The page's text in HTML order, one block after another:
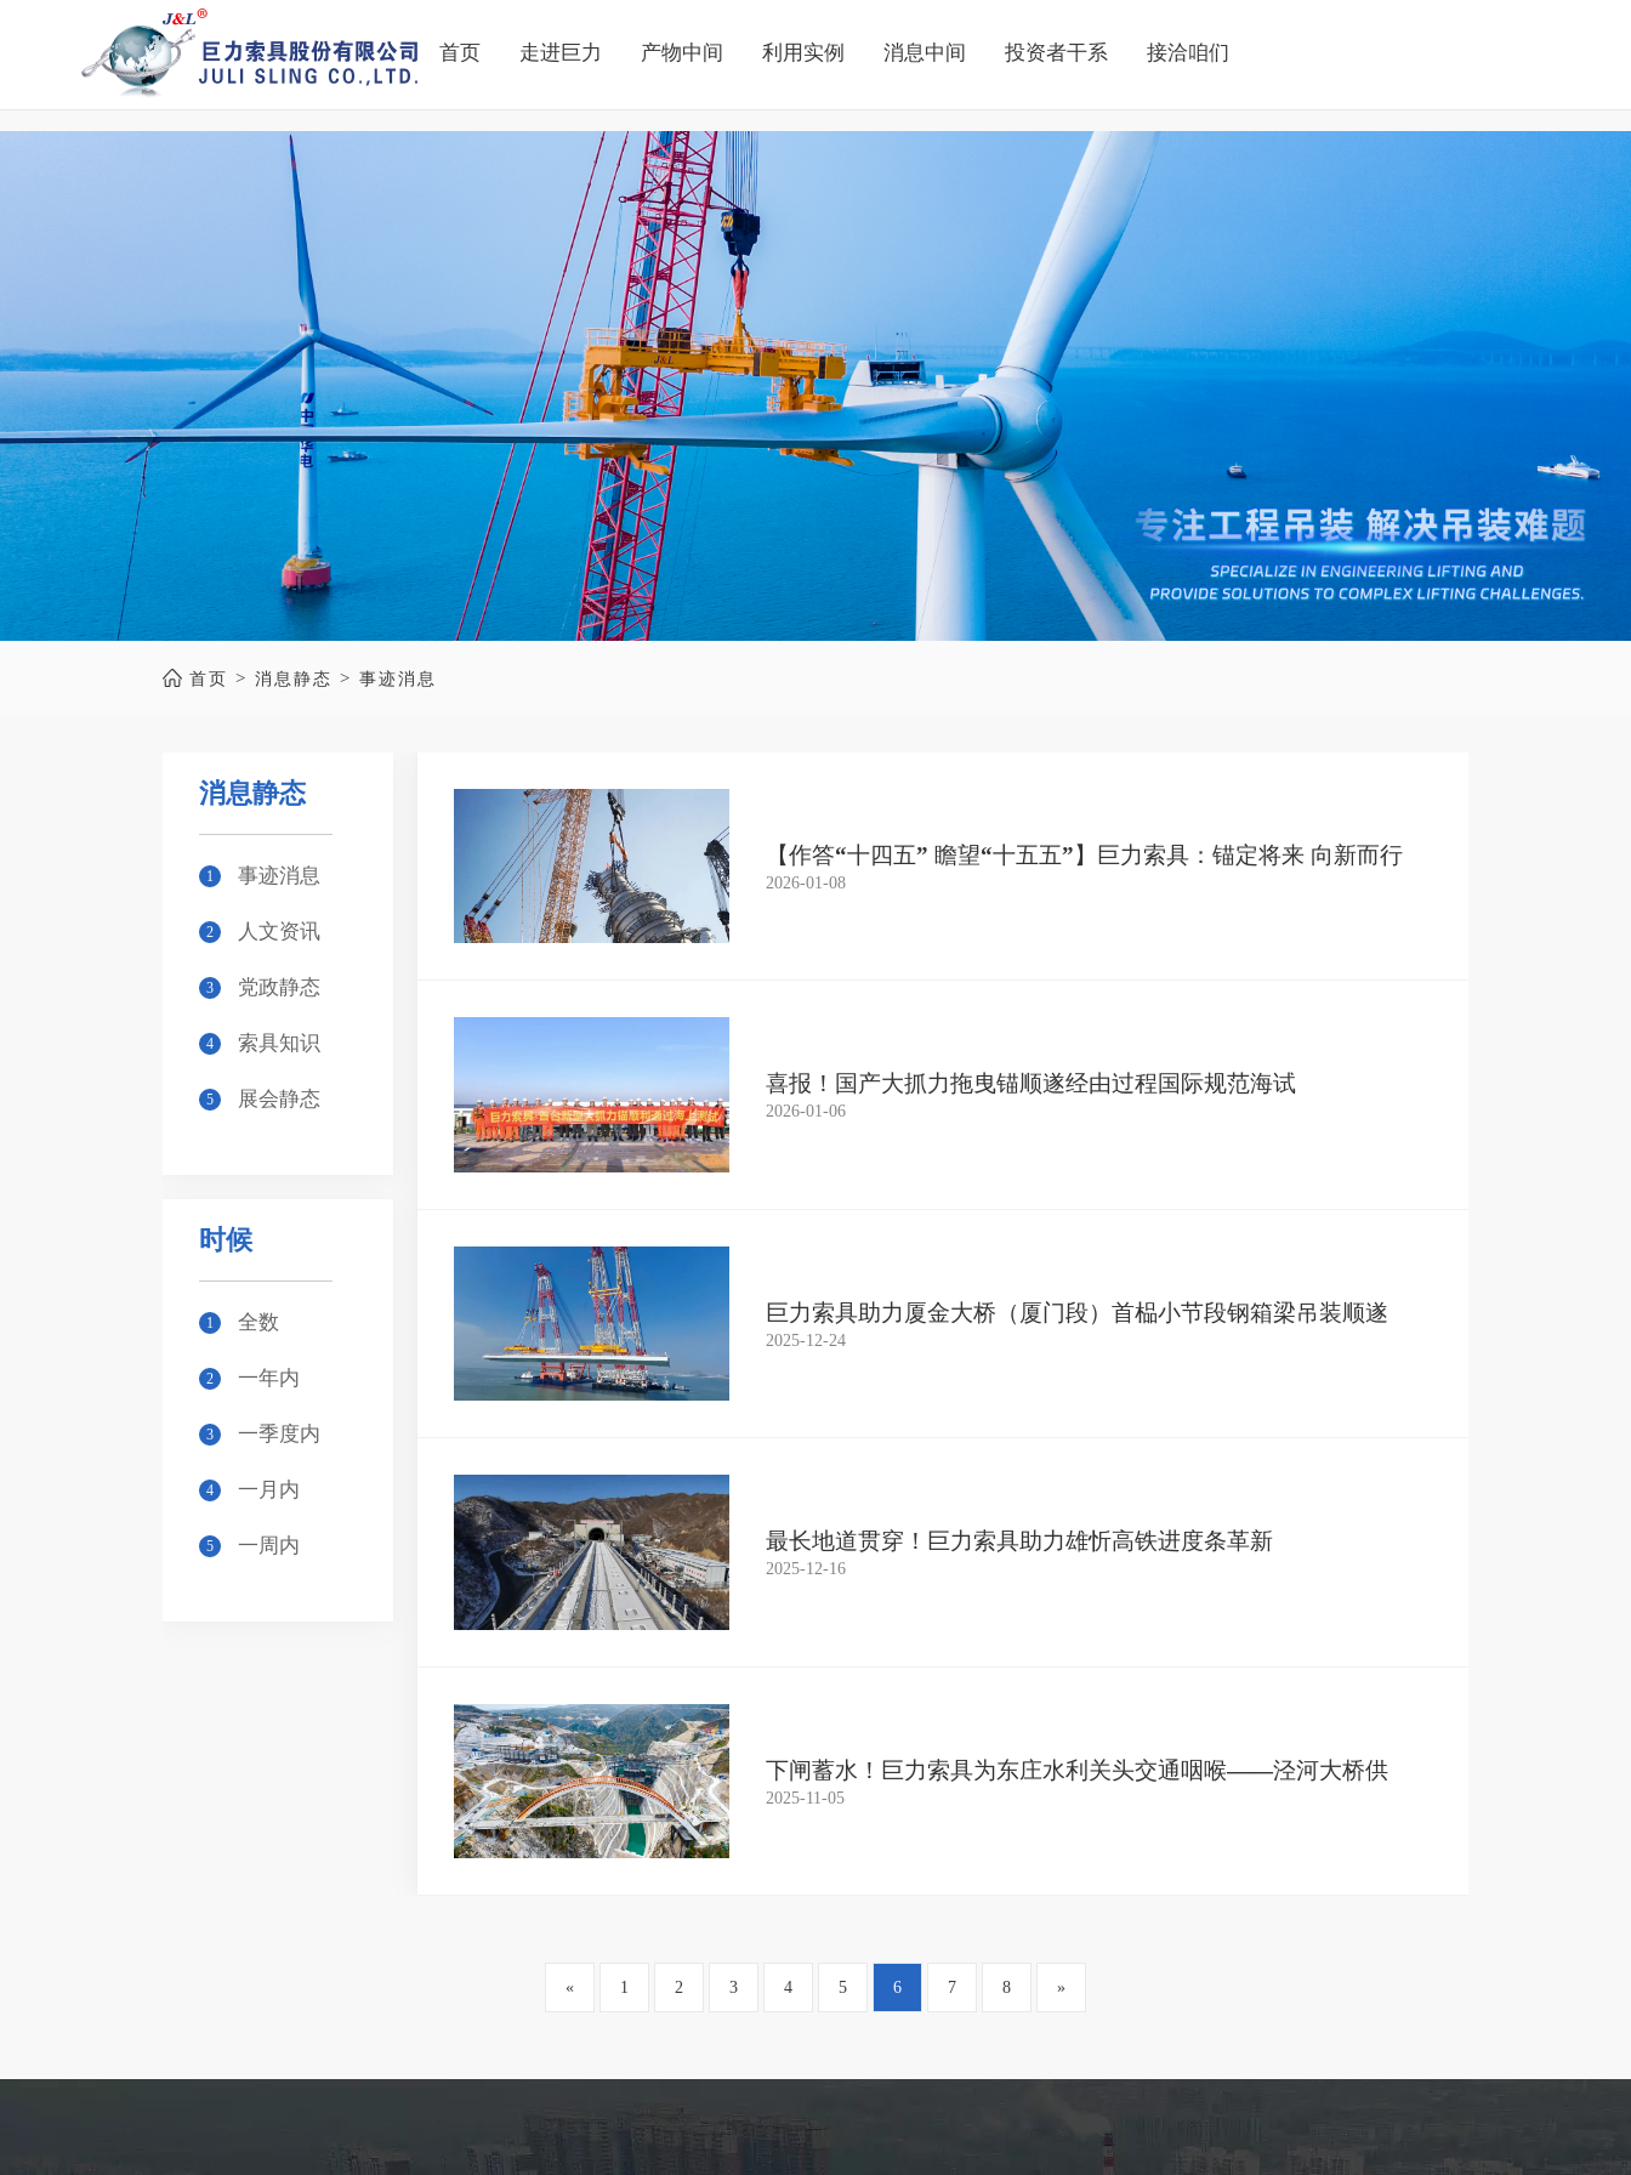
911吃瓜网|吃瓜网黑料|吃瓜网在线|吃瓜网在线观看
首页 走进巨力 产物中间 利用实例 消息中间 投资者干系 接洽咱们
首页 >消息静态 >事迹消息
消息静态
1 事迹消息
2 人文资讯
3 党政静态
4 索具知识
5 展会静态
时候
1 全数
2 一年内
3 一季度内
4 一月内
5 一周内
【作答“十四五” 瞻望“十五五”】巨力索具：锚定将来 向新而行
2026-01-08
喜报！国产大抓力拖曳锚顺遂经由过程国际规范海试
2026-01-06
巨力索具助力厦金大桥（厦门段）首榀小节段钢箱梁吊装顺遂
实现
2025-12-24
最长地道贯穿！巨力索具助力雄忻高铁进度条革新
2025-12-16
下闸蓄水！巨力索具为东庄水利关头交通咽喉——泾河大桥供
给关头保证
2025-11-05
« 1 2 3 4 5 6 7 8 »